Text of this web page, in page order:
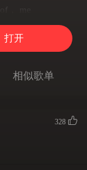
， me
fallin
部都是你
打开
相似歌单
328